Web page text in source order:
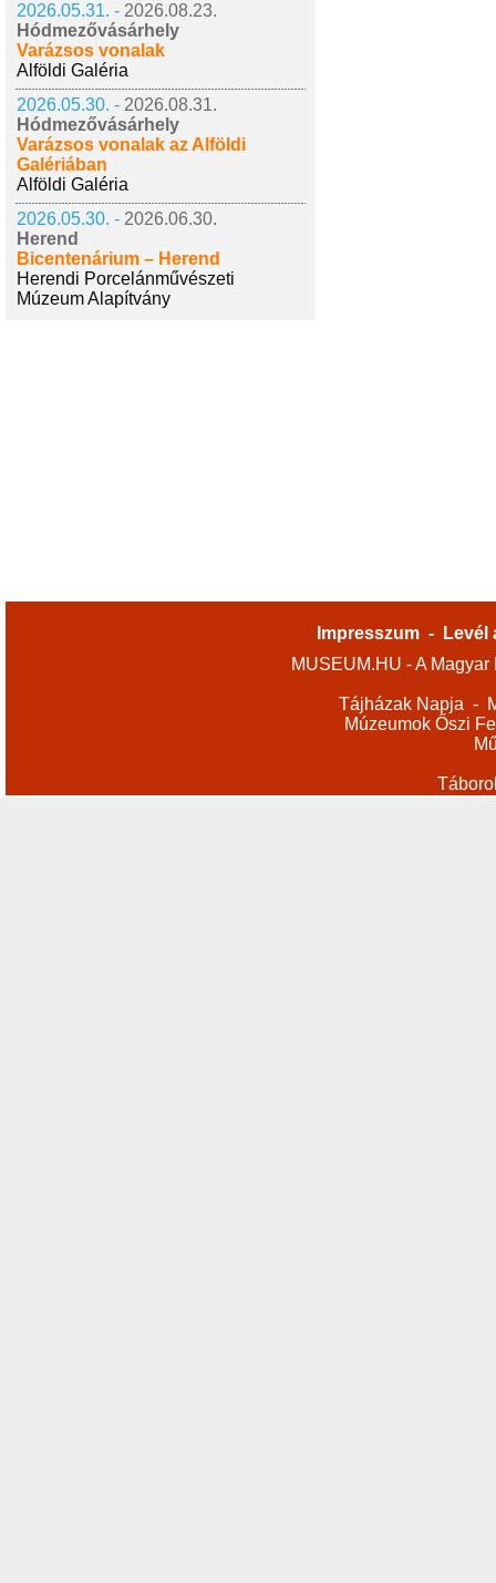
2026.05.31. - 2026.08.23.
Hódmezővásárhely
Varázsos vonalak
Alföldi Galéria
2026.05.30. - 2026.08.31.
Hódmezővásárhely
Varázsos vonalak az Alföldi
Galériában
Alföldi Galéria
2026.05.30. - 2026.06.30.
Herend
Bicentenárium – Herend
Herendi Porcelánművészeti
Múzeum Alapítvány
Impresszum -
Levél
MUSEUM.HU - A
Tájházak Napja -
Múzeumok Őszi